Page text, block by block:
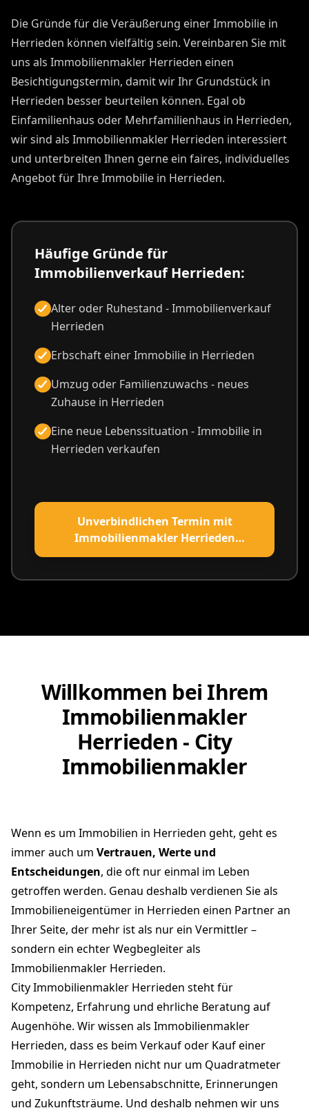
Die Gründe für die Veräußerung einer Immobilie in
Herrieden können vielfältig sein. Vereinbaren Sie mit
uns als Immobilienmakler Herrieden einen
Besichtigungstermin, damit wir Ihr Grundstück in
Herrieden besser beurteilen können. Egal ob
Einfamilienhaus oder Mehrfamilienhaus in Herrieden,
wir sind als Immobilienmakler Herrieden interessiert
und unterbreiten Ihnen gerne ein faires, individuelles
Angebot für Ihre Immobilie in Herrieden.
Häufige Gründe für
Immobilienverkauf Herrieden:
Alter oder Ruhestand - Immobilienverkauf
Herrieden
Erbschaft einer Immobilie in Herrieden
Umzug oder Familienzuwachs - neues
Zuhause in Herrieden
Eine neue Lebenssituation - Immobilie in
Herrieden verkaufen
Unverbindlichen Termin mit
Immobilienmakler Herrieden
vereinbaren
Willkommen bei Ihrem
Immobilienmakler
Herrieden - City
Immobilienmakler
Wenn es um Immobilien in Herrieden geht, geht es
immer auch um Vertrauen, Werte und
Entscheidungen, die oft nur einmal im Leben
getroffen werden. Genau deshalb verdienen Sie als
Immobilieneigentümer in Herrieden einen Partner an
Ihrer Seite, der mehr ist als nur ein Vermittler –
sondern ein echter Wegbegleiter als
Immobilienmakler Herrieden.
City Immobilienmakler Herrieden steht für
Kompetenz, Erfahrung und ehrliche Beratung auf
Augenhöhe. Wir wissen als Immobilienmakler
Herrieden, dass es beim Verkauf oder Kauf einer
Immobilie in Herrieden nicht nur um Quadratmeter
geht, sondern um Lebensabschnitte, Erinnerungen
und Zukunftsträume. Und deshalb nehmen wir uns